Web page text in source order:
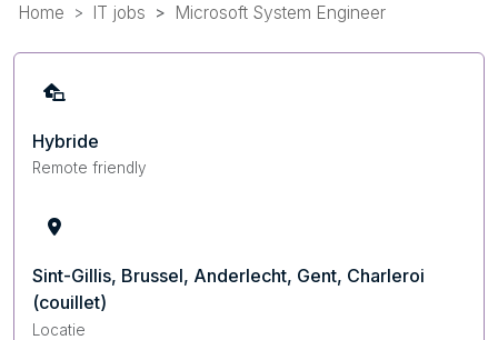
Home IT jobs Microsoft System Engineer
Hybride
Remote friendly
Sint-Gillis, Brussel, Anderlecht, Gent, Charleroi
(couillet)
Locatie